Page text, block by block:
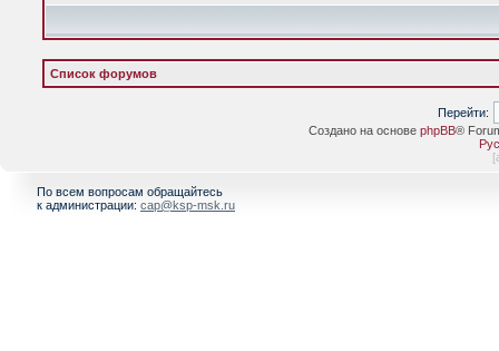
Список форумов
Перейти:
Создано на основе phpBB®
[
По всем вопросам обращайтесь
к администрации: cap@ksp-msk.ru